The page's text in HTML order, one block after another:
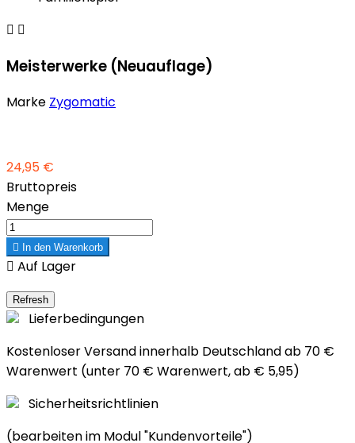
 
Meisterwerke (Neuauflage)
Marke Zygomatic
24,95 €
Bruttopreis
Menge
 In den Warenkorb
 Auf Lager
Lieferbedingungen
Kostenloser Versand innerhalb Deutschland ab 70 €
Warenwert (unter 70 € Warenwert, ab € 5,95)
Sicherheitsrichtlinien
(bearbeiten im Modul "Kundenvorteile")